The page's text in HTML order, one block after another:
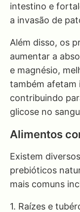
intestino e
a invasão de
Além disso, os
aumentar a
e magnésio,
também afetam
contribuindo
glicose no
Alimentos
Existem
prebióticos
mais comuns
1. Raízes e